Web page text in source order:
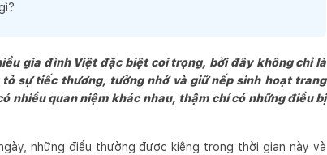
gia đình Việt đặc biệt coi trọng, bởi đây không chỉ là
sự tiếc thương, tưởng nhớ và giữ nếp sinh hoạt trang
nhiều quan niệm khác nhau, thậm chí có những điều bị
những điều thường được kiêng trong thời gian này và